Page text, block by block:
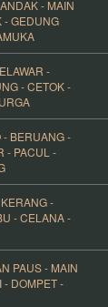
- MAIN
- GEDUNG
-
- CETOK -
- BERUANG -
- PACUL -
-
- CELANA -
PAUS - MAIN
- DOMPET -